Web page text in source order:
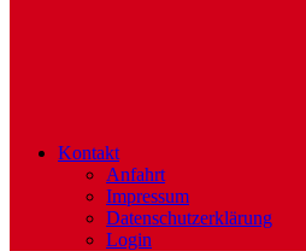
Kontakt
Anfahrt
Impressum
Datenschutzerklärung
Login